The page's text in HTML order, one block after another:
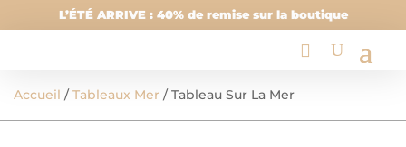
L’ÉTÉ ARRIVE : 40% de remise sur la boutique
Accueil /Tableaux Mer / Tableau Sur La Mer